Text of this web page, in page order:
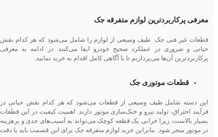
معرفی پرکاربردترین لوازم متفرقه جک
قطعات غیر فنی جک طیف وسیعی از لوازم را شامل می‌شود که هر کدام نقش
حیاتی و ضروری در عملکرد صحیح خودرو ایفا می‌کنند. در ادامه به معرفی
پرکاربردترین آن‌ها می‌پردازیم تا با آگاهی کامل اقدام به خرید نمایید.
قطعات موتوری جک
این دسته شامل طیف وسیعی از قطعات می‌شود که هر کدام نقش حیاتی در
فرآیند احتراق، تولید نیرو و خنک‌سازی موتور دارند. اهمیت کیفیت در این قطعات
بسیار بالاست، زیرا خرابی یک قطعه کوچک می‌تواند به آسیب‌های جدی و پرهزینه
در موتور منجر شود. بنابراین خرید لوازم متفرقه جک برای این قسمت باید با دقت